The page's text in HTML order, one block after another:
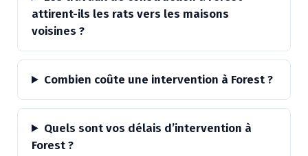
attirent-ils les rats vers les maisons
voisines ?
Combien coûte une intervention à Forest ?
Quels sont vos délais d’intervention à
Forest ?